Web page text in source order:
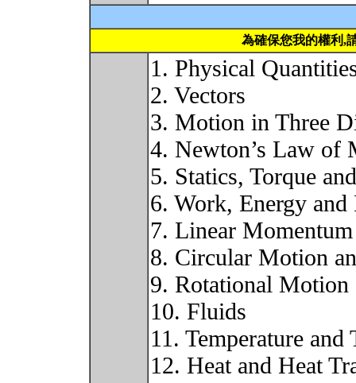
為確保您我的權利,
1. Physical
2. Vectors
3. Motion in Three
4. Newton’s Law of
5. Statics, Torque
6. Work, Energy and
7. Linear Momentum
8. Circular Motion
9. Rotational
10. Fluids
11. Temperature
12. Heat and Heat